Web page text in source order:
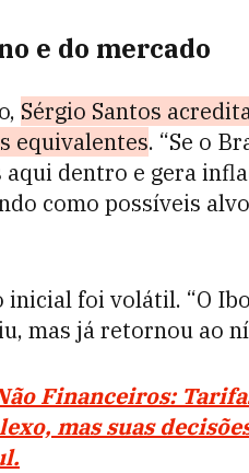
e do mercado
Sérgio Santos
equivalentes. “Se o
dentro e gera
como possíveis
inicial foi volátil. “O
mas já retornou ao
Financeiros:
mas suas